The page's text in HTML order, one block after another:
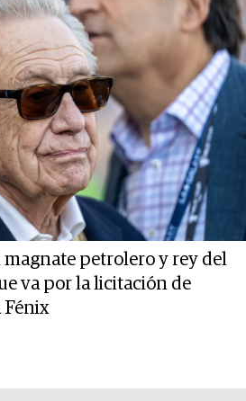
petrolero y rey del
va por la licitación de
Fénix